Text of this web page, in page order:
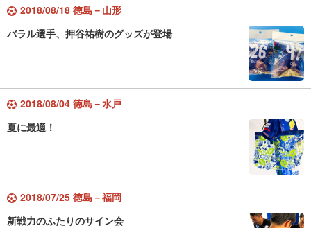
2018/08/18 徳島－山形
バラル選手、押谷祐樹のグッズが登場
2018/08/04 徳島－水戸
夏に最適！
2018/07/25 徳島－福岡
新戦力のふたりのサイン会